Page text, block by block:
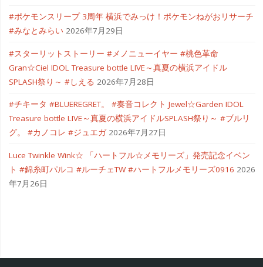
#ポケモンスリープ 3周年 横浜でみっけ！ポケモンねがおリサーチ
#みなとみらい 2026年7月29日
#スターリットストーリー #メノニューイヤー #桃色革命
Gran☆Ciel IDOL Treasure bottle LIVE～真夏の横浜アイドル
SPLASH祭り～ #しえる 2026年7月28日
#チキータ #BLUEREGRET。 #奏音コレクト Jewel☆Garden IDOL
Treasure bottle LIVE～真夏の横浜アイドルSPLASH祭り～ #ブルリ
グ。 #カノコレ #ジュエガ 2026年7月27日
Luce Twinkle Wink☆ 「ハートフル☆メモリーズ」発売記念イベン
ト #錦糸町パルコ #ルーチェTW #ハートフルメモリーズ0916 2026
年7月26日